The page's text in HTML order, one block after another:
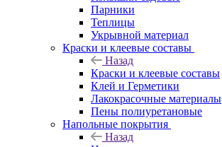
Парники
Теплицы
Укрывной материал
Краски и клеевые составы
Назад
Краски и клеевые составы
Клей и Герметики
Лакокрасочные материалы
Пены полиуретановые
Напольные покрытия
Назад